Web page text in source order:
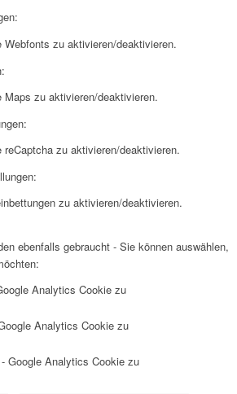
zu aktivieren/deaktivieren.
zu aktivieren/deaktivieren.
zu aktivieren/deaktivieren.
zu aktivieren/deaktivieren.
ebenfalls gebraucht - Sie können auswählen,
Analytics Cookie zu
Analytics Cookie zu
Google Analytics Cookie zu